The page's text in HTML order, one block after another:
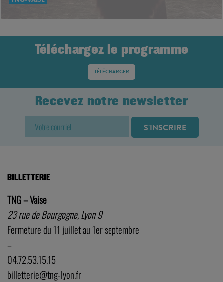
Téléchargez le programme
TÉLÉCHARGER
Recevez notre newsletter
BILLETTERIE
TNG – Vaise
23 rue de Bourgogne, Lyon 9
Fermeture du 11 juillet au 1er septembre
–
04.72.53.15.15
billetterie@tng-lyon.fr